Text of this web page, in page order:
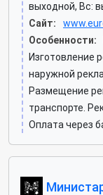
выходной, Вс:
Сайт:
Особенности:
Изготовление
наружной
Размещение
транспорте.
Оплата через